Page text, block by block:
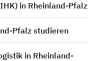
in Rheinland-Pfalz
Pfalz studieren
in Rheinland-